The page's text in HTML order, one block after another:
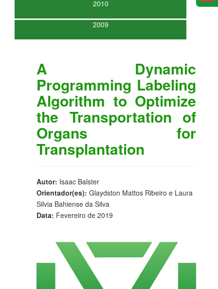
2010
2009
A Dynamic
Programming Labeling
Algorithm to Optimize
the Transportation of
Organs for
Transplantation
Autor: Isaac Balster
Orientador(es): Glaydston Mattos Ribeiro e Laura
Silvia Bahiense da Silva
Data: Fevereiro de 2019